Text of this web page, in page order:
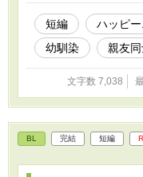
は、
短編 ハッピ
幼馴染
親友
文字数 7,038
BL 完結 短編